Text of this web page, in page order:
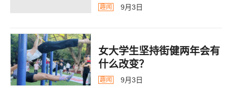
趣闻 9月3日
女大学生坚持街健两年会有
什么改变？
趣闻 9月3日